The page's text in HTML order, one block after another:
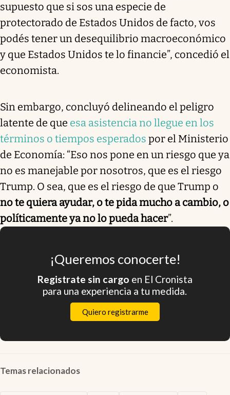
supuesto que si sos una especie de
protectorado de Estados Unidos de facto, vos
podés tener un desequilibrio macroeconómico
y que Estados Unidos te lo financie”, concedió el
economista.
Sin embargo, concluyó delineando el peligro
latente de que esa asistencia no llegue en los
términos o tiempos esperados por el Ministerio
de Economía: “Eso nos pone en un riesgo que ya
no es manejable por nosotros, que es el riesgo
Trump. O sea, que es el riesgo de que Trump o
no te quiera ayudar, o te pida mucho a cambio, o
políticamente ya no lo pueda hacer”.
¡Queremos conocerte!
Registrate sin cargo en El Cronista
para una experiencia a tu medida.
Quiero registrarme
Temas relacionados